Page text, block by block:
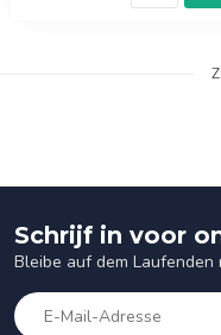
Schrijf in voor
Bleibe auf dem